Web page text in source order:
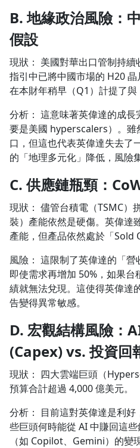
B. 地緣政治風險：
假設
現狀： 美國對華出口管制持
指引中已將中國市場的 H20
在本財年稍早（Q1）計提了與
分析： 這意味著英偉達的成
要是美國 hyperscalers）。雖
口，但這也代表英偉達失去了
的「地理多元化」降低，風險
C. 供應鏈瓶頸：
現狀： 儘管台積電（TSMC）
裝）產能依然是硬傷。英偉達
產能，但產品依然處於「Sold
風險： 這限制了英偉達的「營
即使需求再增加 50%，如果
績就無法兌現。這使得英偉達
告變得異常敏感。
D. 宏觀結構風險：
(Capex) vs. 投資回
現狀： 四大雲端巨頭（
預算合計超過 4,000 億美元。
分析： 目前這對英偉達是利
些巨頭何時能從 AI 中賺回這
（如 Copilot、Gemini）的變